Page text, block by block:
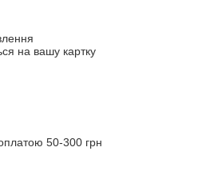
на вашу картку
50-300 грн